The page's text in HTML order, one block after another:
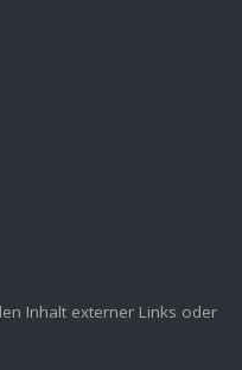
Inhalt externer Links oder